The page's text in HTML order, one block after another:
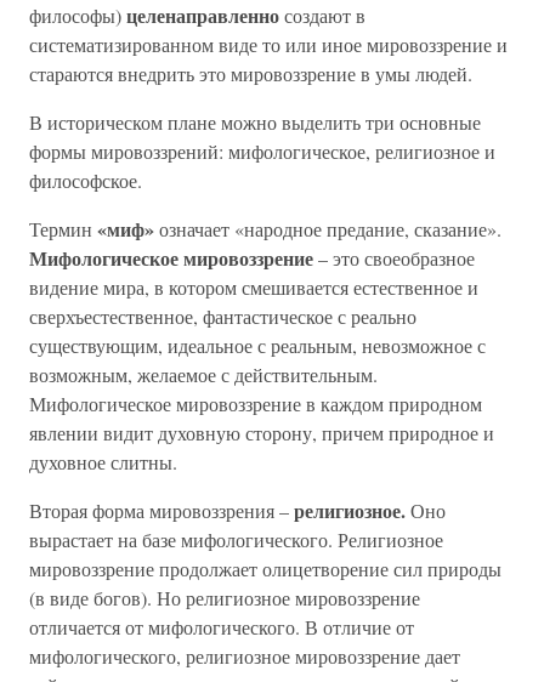
философы)целенаправленносоздают в
систематизированном виде то или иное мировоззрение и
стараются внедрить это мировоззрение в умы людей.
В историческом плане можно выделить три основные
формы мировоззрений: мифологическое, религиозное и
философское.
Термин «миф»означает «народное предание, сказание».
Мифологическое мировоззрение– это своеобразное
видение мира, в котором смешивается естественное и
сверхъестественное, фантастическое с реально
существующим, идеальное с реальным, невозможное с
возможным, желаемое с действительным.
Мифологическое мировоззрение в каждом природном
явлении видит духовную сторону, причем природное и
духовное слитны.
Вторая форма мировоззрения –религиозное.Оно
вырастает на базе мифологического. Религиозное
мировоззрение продолжает олицетворение сил природы
(в виде богов). Но религиозное мировоззрение
отличается от мифологического. В отличие от
мифологического, религиозное мировоззрение дает